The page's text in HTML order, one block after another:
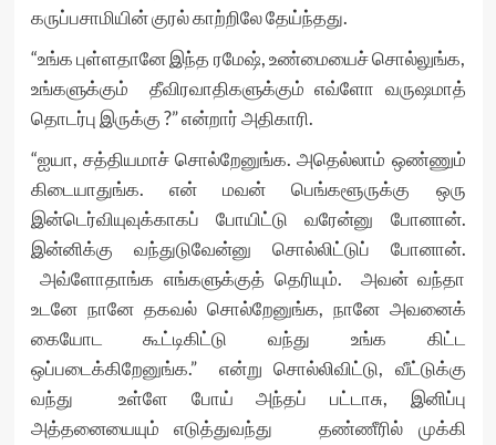
கருப்பசாமியின் குரல் காற்றிலே தேய்ந்தது.
“உங்க புள்ளதானே இந்த ரமேஷ், உண்மையைச் சொல்லுங்க,
உங்களுக்கும் தீவிரவாதிகளுக்கும் எவ்ளோ வருஷமாத்
தொடர்பு இருக்கு ?” என்றார் அதிகாரி.
“ஐயா, சத்தியமாச் சொல்றேனுங்க. அதெல்லாம் ஒண்ணும்
கிடையாதுங்க. என் மவன் பெங்களூருக்கு ஒரு
இன்டெர்வியுவுக்காகப் போயிட்டு வரேன்னு போனான்.
இன்னிக்கு வந்துடுவேன்னு சொல்லிட்டுப் போனான்.
அவ்ளோதாங்க எங்களுக்குத் தெரியும். அவன் வந்தா
உடனே நானே தகவல் சொல்றேனுங்க, நானே அவனைக்
கையோட கூட்டிகிட்டு வந்து உங்க கிட்ட
ஒப்படைக்கிறேனுங்க.” என்று சொல்லிவிட்டு, வீட்டுக்கு
வந்து உள்ளே போய் அந்தப் பட்டாசு, இனிப்பு
அத்தனையையும் எடுத்துவந்து தண்ணீரில் முக்கி